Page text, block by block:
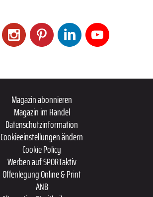
Magazin abonnieren
Magazin im Handel
Datenschutzinformation
Cookieeinstellungen ändern
Cookie Policy
Werben auf SPORTaktiv
Offenlegung Online & Print
ANB